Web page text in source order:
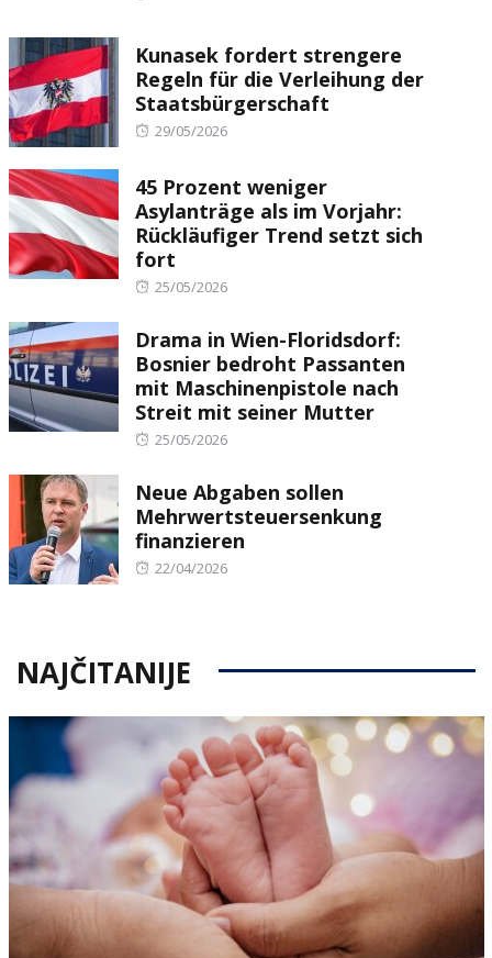
Kunasek fordert strengere
Regeln für die Verleihung der
Staatsbürgerschaft
Posted
29/05/2026
45 Prozent weniger
Asylanträge als im Vorjahr:
Rückläufiger Trend setzt sich
fort
Posted
25/05/2026
Drama in Wien-Floridsdorf:
Bosnier bedroht Passanten
mit Maschinenpistole nach
Streit mit seiner Mutter
Posted
25/05/2026
Neue Abgaben sollen
Mehrwertsteuersenkung
finanzieren
Posted
22/04/2026
NAJČITANIJE